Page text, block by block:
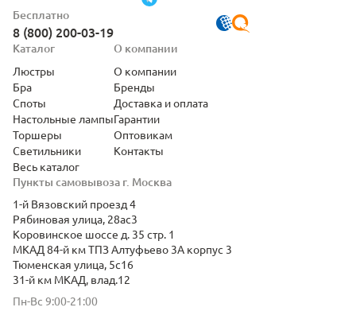
Бесплатно
8 (800) 200-03-19
Пункты самовывоза г. Москва
1-й Вязовский проезд 4
Рябиновая улица, 28ас3
Коровинское шоссе д. 35 стр. 1
МКАД 84-й км ТПЗ Алтуфьево 3А корпус 3
Тюменская улица, 5с16
31-й км МКАД, влад.12
Пн-Вс 9:00-21:00
Каталог
Люстры
Бра
Споты
Настольные лампы
Торшеры
Светильники
Весь каталог
О компании
О компании
Бренды
Доставка и оплата
Гарантии
Оптовикам
Контакты